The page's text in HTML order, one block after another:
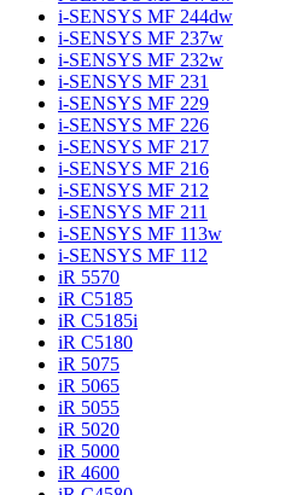
i-SENSYS MF 244dw
i-SENSYS MF 237w
i-SENSYS MF 232w
i-SENSYS MF 231
i-SENSYS MF 229
i-SENSYS MF 226
i-SENSYS MF 217
i-SENSYS MF 216
i-SENSYS MF 212
i-SENSYS MF 211
i-SENSYS MF 113w
i-SENSYS MF 112
iR 5570
iR C5185
iR C5185i
iR C5180
iR 5075
iR 5065
iR 5055
iR 5020
iR 5000
iR 4600